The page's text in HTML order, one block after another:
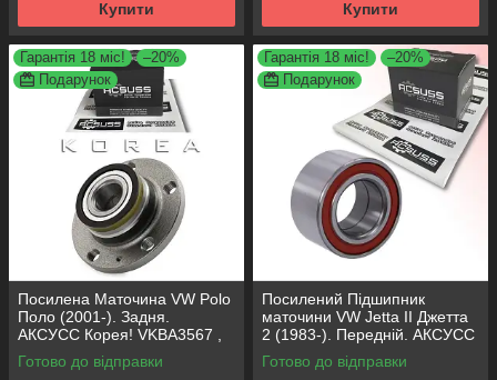
Купити Купити
Гарантія 18 міс!
–20%
Подарунок
Посилена Маточина VW Polo
Поло (2001-). Задня.
АКСУСС Корея! VKBA3567 ,
R157.31 , 713610490
Готово до відправки
Гарантія 18 міс!
–20%
Подарунок
Посилений Підшипник
маточини VW Jetta II Джетта
2 (1983-). Передній. АКСУСС
Корея! VKBA906 , R154.23 ,
713610180
Готово до відправки